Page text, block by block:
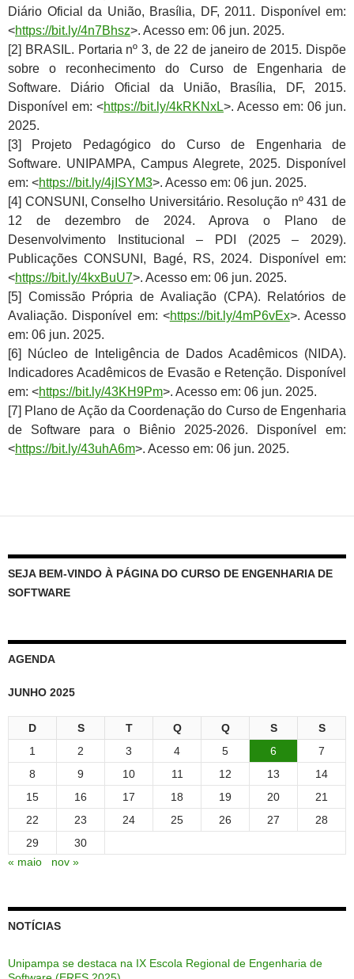
Diário Oficial da União, Brasília, DF, 2011. Disponível em:
<https://bit.ly/4n7Bhsz>. Acesso em: 06 jun. 2025.
[2] BRASIL. Portaria nº 3, de 22 de janeiro de 2015. Dispõe
sobre o reconhecimento do Curso de Engenharia de
Software. Diário Oficial da União, Brasília, DF, 2015.
Disponível em: <https://bit.ly/4kRKNxL>. Acesso em: 06 jun.
2025.
[3] Projeto Pedagógico do Curso de Engenharia de
Software. UNIPAMPA, Campus Alegrete, 2025. Disponível
em: <https://bit.ly/4jISYM3>. Acesso em: 06 jun. 2025.
[4] CONSUNI, Conselho Universitário. Resolução nº 431 de
12 de dezembro de 2024. Aprova o Plano de
Desenvolvimento Institucional – PDI (2025 – 2029).
Publicações CONSUNI, Bagé, RS, 2024. Disponível em:
<https://bit.ly/4kxBuU7>. Acesso em: 06 jun. 2025.
[5] Comissão Própria de Avaliação (CPA). Relatórios de
Avaliação. Disponível em: <https://bit.ly/4mP6vEx>. Acesso
em: 06 jun. 2025.
[6] Núcleo de Inteligência de Dados Acadêmicos (NIDA).
Indicadores Acadêmicos de Evasão e Retenção. Disponível
em: <https://bit.ly/43KH9Pm>. Acesso em: 06 jun. 2025.
[7] Plano de Ação da Coordenação do Curso de Engenharia
de Software para o Biênio 2025-2026. Disponível em:
<https://bit.ly/43uhA6m>. Acesso em: 06 jun. 2025.
SEJA BEM-VINDO À PÁGINA DO CURSO DE ENGENHARIA DE
SOFTWARE
AGENDA
JUNHO 2025
D S T Q Q S
S
1
2 3 4 5 6
7
8
9 10 11 12 13
14
15
16 17 18 19 20
21
22
23 24 25 26 27
28
29
30
« maio
nov »
NOTÍCIAS
Unipampa se destaca na IX Escola Regional de Engenharia de